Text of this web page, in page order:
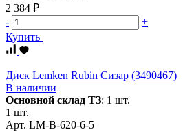
2 384 ₽
-
+
Купить
Диск Lemken Rubin Сизар (3490467)
В наличии
Основной склад ТЗ: 1 шт.
1 шт.
Арт. LM-B-620-6-5